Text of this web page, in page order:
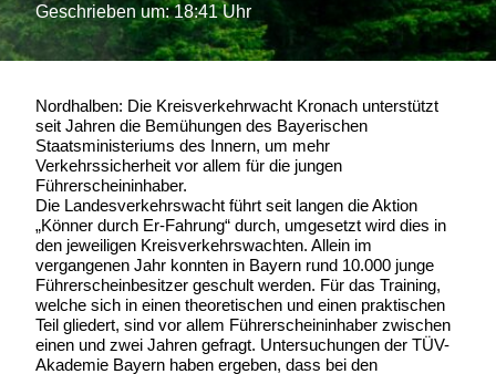
Geschrieben um: 18:41 Uhr
Nordhalben: Die Kreisverkehrwacht Kronach unterstützt
seit Jahren die Bemühungen des Bayerischen
Staatsministeriums des Innern, um mehr
Verkehrssicherheit vor allem für die jungen
Führerscheininhaber.
Die Landesverkehrswacht führt seit langen die Aktion
„Könner durch Er-Fahrung“ durch, umgesetzt wird dies in
den jeweiligen Kreisverkehrswachten. Allein im
vergangenen Jahr konnten in Bayern rund 10.000 junge
Führerscheinbesitzer geschult werden. Für das Training,
welche sich in einen theoretischen und einen praktischen
Teil gliedert, sind vor allem Führerscheininhaber zwischen
einen und zwei Jahren gefragt. Untersuchungen der TÜV-
Akademie Bayern haben ergeben, dass bei den